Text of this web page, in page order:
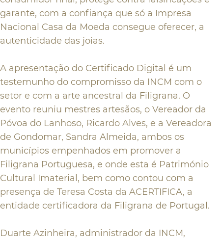
garante, com a confiança que só a Impresa
Nacional Casa da Moeda consegue oferecer, a
autenticidade das joias.
A apresentação do Certificado Digital é um
testemunho do compromisso da INCM com o
setor e com a arte ancestral da Filigrana. O
evento reuniu mestres artesãos, o Vereador da
Póvoa do Lanhoso, Ricardo Alves, e a Vereadora
de Gondomar, Sandra Almeida, ambos os
municípios empenhados em promover a
Filigrana Portuguesa, e onde esta é Património
Cultural Imaterial, bem como contou com a
presença de Teresa Costa da ACERTIFICA, a
entidade certificadora da Filigrana de Portugal.
Duarte Azinheira, administrador da INCM,